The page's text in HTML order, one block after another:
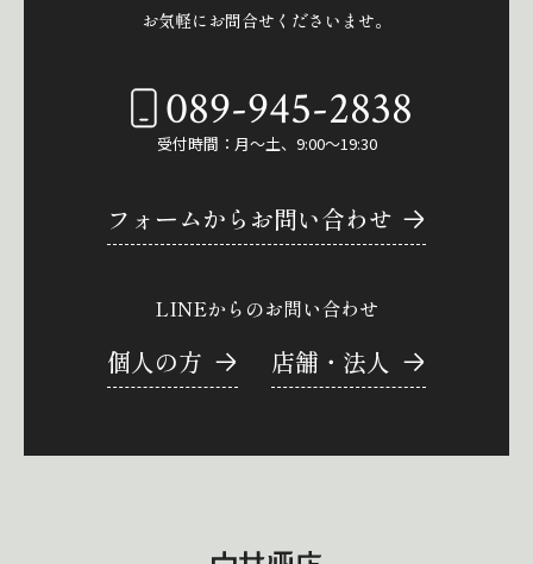
お気軽にお問合せくださいませ。
089-945-2838
受付時間：月～土、9:00～19:30
フォームからお問い合わせ
LINEからのお問い合わせ
個人の方 店舗・法人